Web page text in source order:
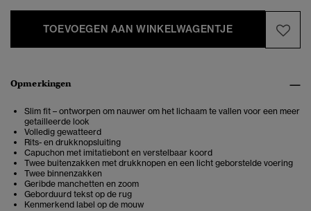
TOEVOEGEN AAN WINKELWAGENTJE
Opmerkingen
Slim fit – ontworpen om nauwer om het lichaam te vallen voor een meer
getailleerde look
Volledig gewatteerd
Rits- en drukknopsluiting
Capuchon met imitatiebont en verstelbaar koord
Twee buitenzakken met drukknopen en een licht geborstelde voering
Twee binnenzakken
Geribde manchetten en zoom
Geborduurd tekst op de rug
Kenmerkend label op de mouw